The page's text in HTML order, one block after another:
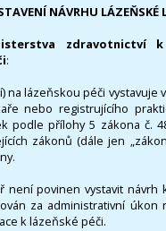
NÁVRHU LÁZEŇSKÉ
zdravotnictví
:
na lázeňskou péči
nebo registrujícího
podle přílohy 5 zákona č.
zákonů (dále jen
není povinen vystavit
za administrativní
k lázeňské péči.